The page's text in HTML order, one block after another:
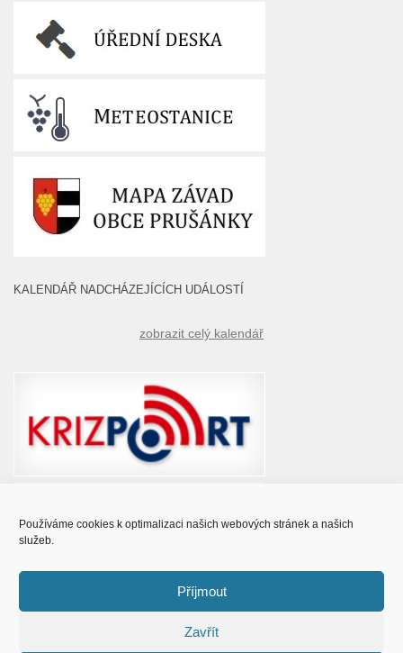
Používáme cookies k optimalizaci našich webových stránek a našich
služeb.
Příjmout
Zavřít
KALENDÁŘ NADCHÁZEJÍCÍCH UDÁLOSTÍ
zobrazit celý kalendář